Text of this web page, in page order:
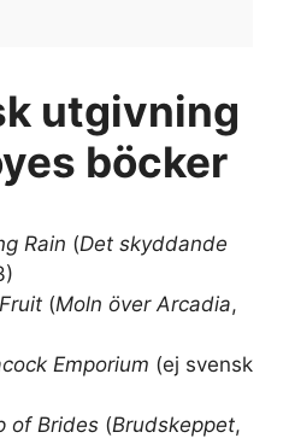
utgivning
böcker
Rain (Det skyddande
(Moln över Arcadia,
Emporium (ej svensk
of Brides (Brudskeppet,